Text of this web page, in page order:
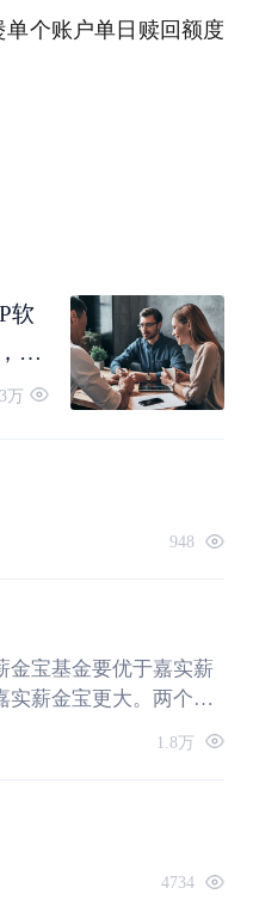
个账户单日赎回额度
软
是
也
万
948
金宝基金要优于嘉实薪
实薪金宝更大。两个版
别不大，所以大家在购
1.8万
4734